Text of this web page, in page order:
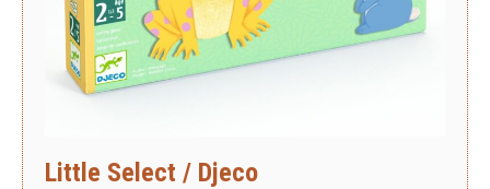
Little Select / Djeco